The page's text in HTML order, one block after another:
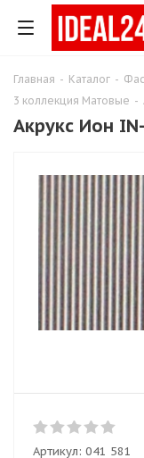
Главная - Каталог -
3 коллекция Матовые -
Акрукс Ион
Артикул: 041 581